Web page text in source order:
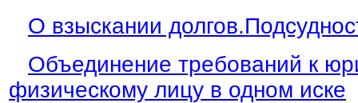
О взыскании
Объединение требований к
физическому лицу в одном иске